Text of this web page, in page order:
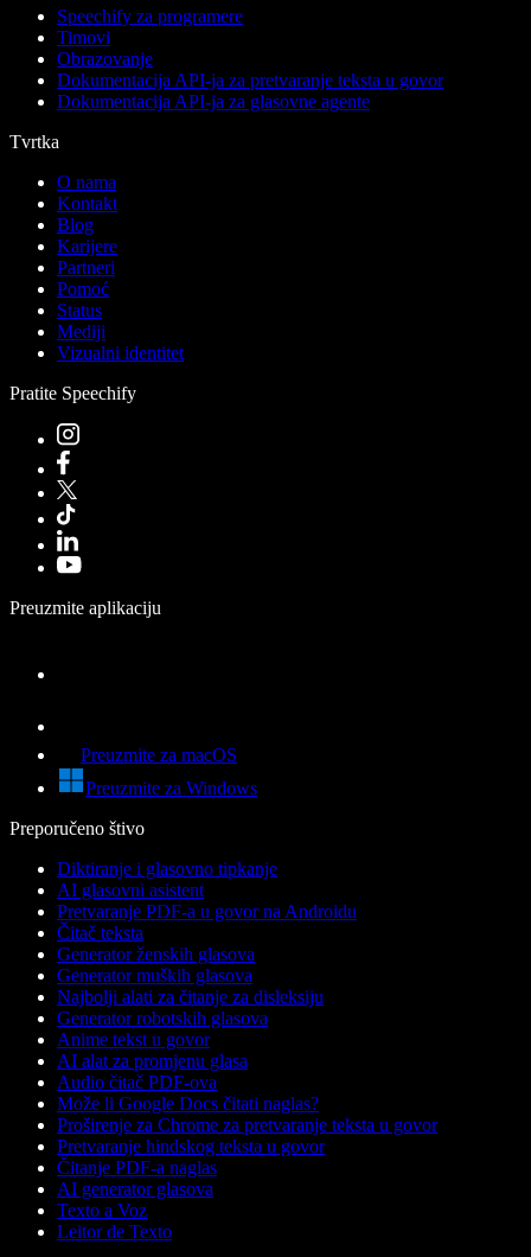
Speechify za programere
Timovi
Obrazovanje
Dokumentacija API-ja za pretvaranje teksta u govor
Dokumentacija API-ja za glasovne agente
Tvrtka
O nama
Kontakt
Blog
Karijere
Partneri
Pomoć
Status
Mediji
Vizualni identitet
Pratite Speechify
Preuzmite aplikaciju
Preuzmite za macOS
Preuzmite za Windows
Preporučeno štivo
Diktiranje i glasovno tipkanje
AI glasovni asistent
Pretvaranje PDF-a u govor na Androidu
Čitač teksta
Generator ženskih glasova
Generator muških glasova
Najbolji alati za čitanje za disleksiju
Generator robotskih glasova
Anime tekst u govor
AI alat za promjenu glasa
Audio čitač PDF-ova
Može li Google Docs čitati naglas?
Proširenje za Chrome za pretvaranje teksta u govor
Pretvaranje hindskog teksta u govor
Čitanje PDF-a naglas
AI generator glasova
Texto a Voz
Leitor de Texto